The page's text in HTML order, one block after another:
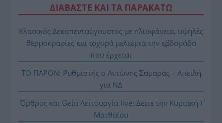
ΔΙΑΒΑΣΤΕ ΚΑΙ ΤΑ ΠΑΡΑΚΑΤΩ
Κλασικός Δεκαπενταύγουστος με ηλιοφάνεια, υψηλές
θερμοκρασίες και ισχυρά μελτέμια την εβδομάδα
που έρχεται
ΤΟ ΠΑΡΟΝ: Ρυθμιστής ο Αντώνης Σαμαράς – Απειλή
για ΝΔ
Όρθρος και Θεία Λειτουργία live: Δείτε την Κυριακή Ι΄
Ματθαίου